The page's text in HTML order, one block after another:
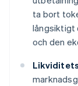
ta bort
långsiktigt
och den